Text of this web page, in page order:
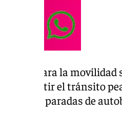
carriles para la
a permitir el tránsito
a las paradas de